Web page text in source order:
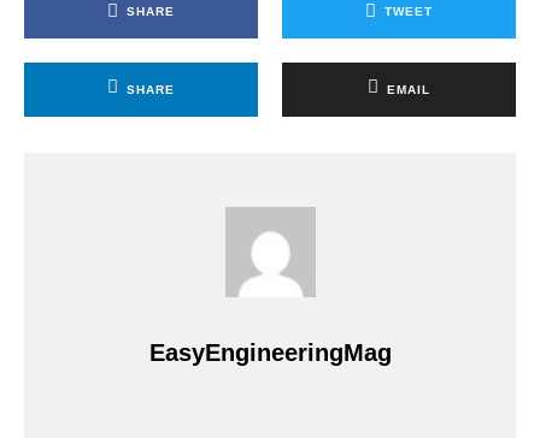
SHARE TWEET
SHARE EMAIL
EasyEngineeringMag